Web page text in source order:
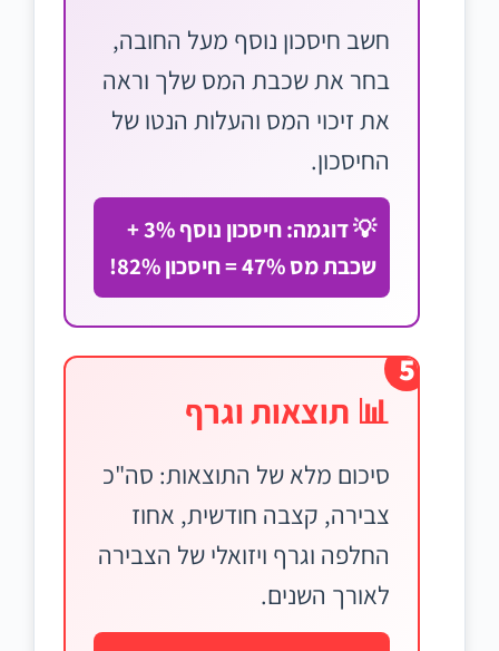
חשב חיסכון נוסף מעל החובה,
בחר את שכבת המס שלך וראה
את זיכוי המס והעלות הנטו של
החיסכון.
💡 דוגמה: חיסכון נוסף 3% +
שכבת מס 47% = חיסכון 82%!
5
📊 תוצאות וגרף
סיכום מלא של התוצאות: סה"כ
צבירה, קצבה חודשית, אחוז
החלפה וגרף ויזואלי של הצבירה
לאורך השנים.